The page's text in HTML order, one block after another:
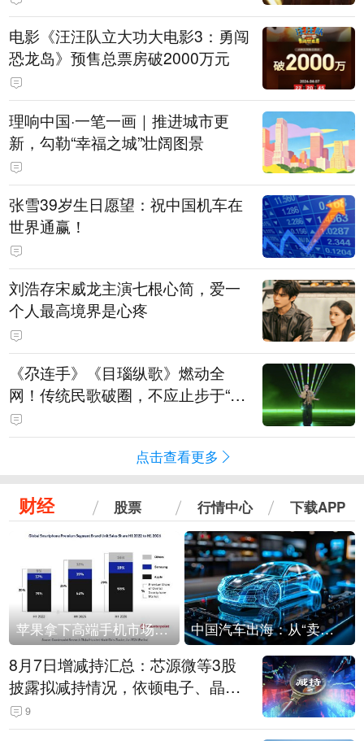
电影《汪汪队立大功大电影3：勇闯
恐龙岛》预售总票房破2000万元
理响中国·一笔一画｜推进城市更
新，勾勒“幸福之城”壮阔图景
张雪39岁生日愿望：祝中国机车在
世界通赢！
刘浩存宋威龙主演七根心简，爱一
个人最高境界是心疼
《尕连手》《目瑙纵歌》燃动全
网！传统民歌破圈，不应止步于“上
头”
点击查看更多
财经 股票 行情中心 下载APP
苹果拿下高端手机市场65%的份额：iPhone 17系列功不可没 中国汽车出海：从“卖出去”到“走进去”
8月7日增减持汇总：芯源微等3股
披露拟减持情况，依顿电子、晶华
微拟增持（表）
9